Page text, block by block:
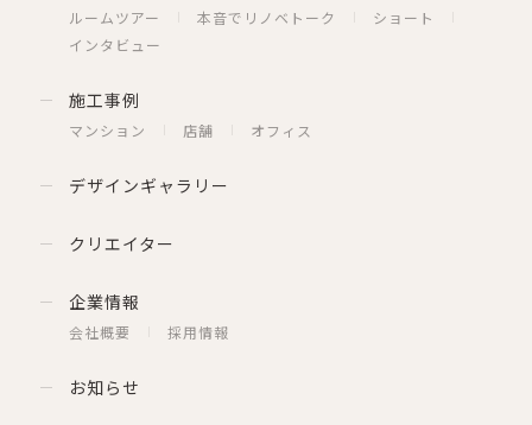
ルームツアー 本音でリノベトーク
ショート
インタビュー
施工事例
マンション 店舗 オフィス
デザインギャラリー
クリエイター
企業情報
会社概要 採用情報
お知らせ